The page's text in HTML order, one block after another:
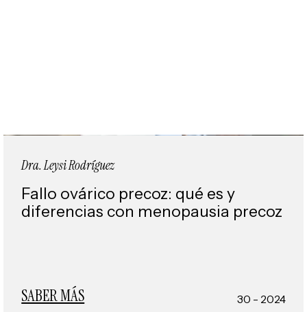
Dra. Leysi Rodríguez
Fallo ovárico precoz: qué es y
diferencias con menopausia precoz
SABER MÁS 30 - 2024